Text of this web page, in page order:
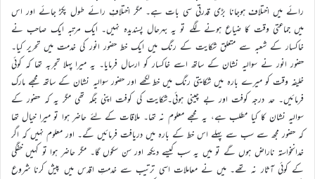
رائے میں اختلاف ہوجانا بڑی قدرتی سی بات ہے۔ مگر اختلافِ رائے طول پکڑ جائے اور اس
میں جماعتی وقت کا ضیاع ہونے لگے تو یہ بہرحال پسندیدہ نہیں۔ ایک مرتبہ ایک صاحب نے
خاکسار کے شعبہ سے متعلق شکایت کے رنگ میں ایک خط حضور انور کی خدمت میں تحریر کیا۔
حضور انور نے سوالیہ نشان کے ساتھ اسے خاکسار کو ارسال فرمایا۔ یہ میرا پہلا تجربہ تھا کہ کوئی
خلیفہ وقت کو میرے بارہ میں شکایتی رنگ میں خط لکھے اور حضور سوالیہ نشان کے ساتھ مجھے مارک
فرمائیں۔ حد درجہ کوفت اور بے چینی ہوئی۔شکایت کی کوفت اپنی جگہ تھی مگر یہ کہ حضور کے
سوالیہ نشان کا کیا مطلب ہے، یہ مجھے معلوم نہ تھا۔ ملاقات کے لئے حاضر ہوا تو میرا خیال تھا
کہ حضور مجھ سے سب سے پہلے اس خط کے بارہ میں دریافت فرمائیں گے۔ اور معلوم نہیں کہ اگر
خدانخواستہ ناراض ہوں گے تو میں یہ سب کیسے دیکھ اور سن سکوں گا۔ مگر حاضر ہوا تو کہیں خفگی
کے کوئی آثار نہ تھے۔ میں نے معاملات اسی ترتیب سے خدمتِ اقدس میں پیش کرنا شروع